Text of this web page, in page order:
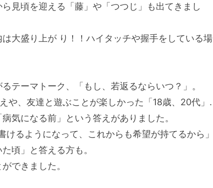
見頃を迎える「藤」や「つつじ」も出てきまし
大盛り上が り！！ハイタッチや握手をしている場
テーマトーク、「もし、若返るならいつ？」。
や、友達と遊ぶことが楽しかった「18歳、20代」.
気になる前」という答えがありました。
るようになって、これからも希望が持てるから」
頃」と答える方も。
できました。